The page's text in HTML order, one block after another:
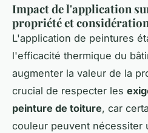
Impact de l'application
propriété et
L'application de peintures
l'efficacité thermique du
augmenter la valeur de la
crucial de respecter les
peinture de toiture, car
couleur peuvent nécessiter